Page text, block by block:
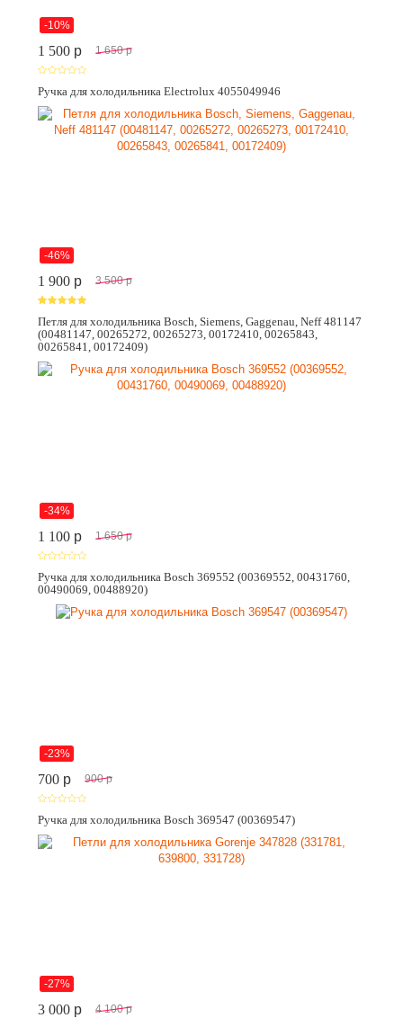
-10%
1 500 p 1 650 p
Ручка для холодильника Electrolux 4055049946
-46%
1 900 p 3 500 p
Петля для холодильника Bosch, Siemens, Gaggenau, Neff 481147
(00481147, 00265272, 00265273, 00172410, 00265843,
00265841, 00172409)
-34%
1 100 p 1 650 p
Ручка для холодильника Bosch 369552 (00369552, 00431760,
00490069, 00488920)
-23%
700 p 900 p
Ручка для холодильника Bosch 369547 (00369547)
-27%
3 000 p 4 100 p